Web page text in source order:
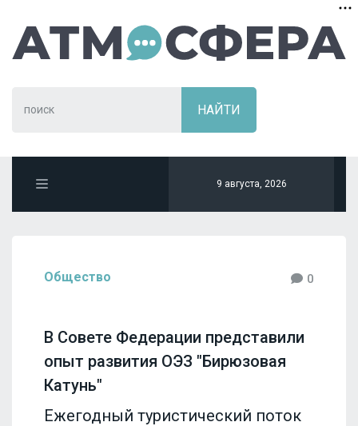
9 августа, 2026
Общество 0
В Совете Федерации представили
опыт развития ОЭЗ "Бирюзовая
Катунь"
Ежегодный туристический поток